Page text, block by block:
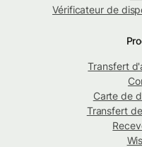
Vérificateur de
Transfert
Carte de
Transfert